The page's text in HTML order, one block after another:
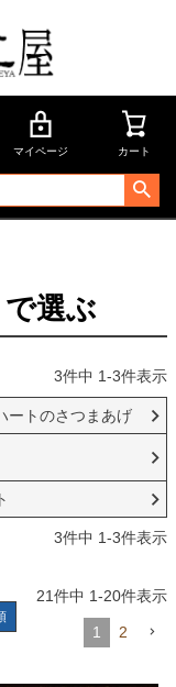
マイページ カート
選ぶ
3件中 1-3件表示
ートのさつまあげ
3件中 1-3件表示
21件中 1-20件表示
1 2